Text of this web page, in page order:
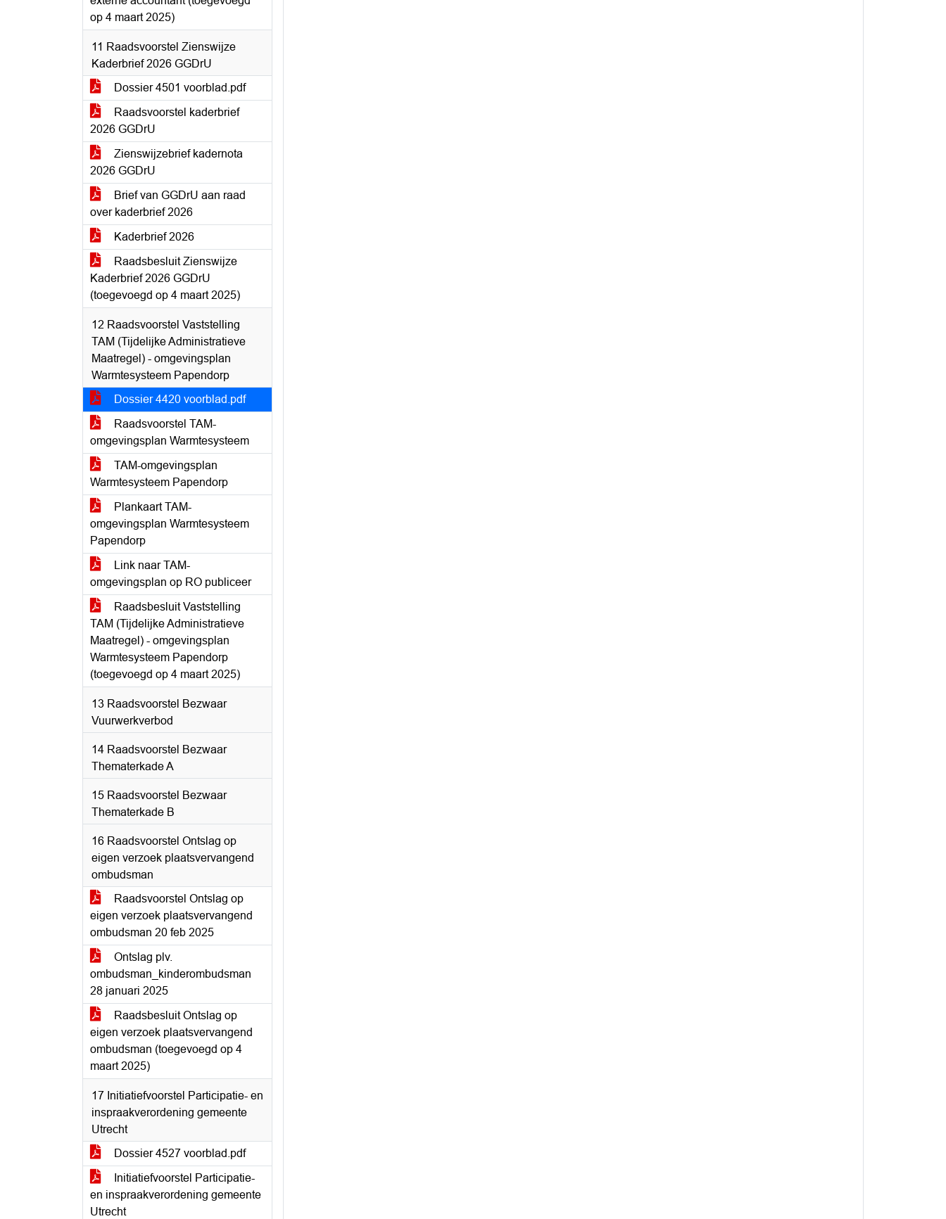
op 4 maart 2025)
11 Raadsvoorstel Zienswijze
Kaderbrief 2026 GGDrU
Dossier 4501 voorblad.pdf
Raadsvoorstel kaderbrief
2026 GGDrU
Zienswijzebrief kadernota
2026 GGDrU
Brief van GGDrU aan raad
over kaderbrief 2026
Kaderbrief 2026
Raadsbesluit Zienswijze
Kaderbrief 2026 GGDrU
(toegevoegd op 4 maart 2025)
12 Raadsvoorstel Vaststelling
TAM (Tijdelijke Administratieve
Maatregel) - omgevingsplan
Warmtesysteem Papendorp
Dossier 4420 voorblad.pdf
Raadsvoorstel TAM-
omgevingsplan Warmtesysteem
TAM-omgevingsplan
Warmtesysteem Papendorp
Plankaart TAM-
omgevingsplan Warmtesysteem
Papendorp
Link naar TAM-
omgevingsplan op RO publiceer
Raadsbesluit Vaststelling
TAM (Tijdelijke Administratieve
Maatregel) - omgevingsplan
Warmtesysteem Papendorp
(toegevoegd op 4 maart 2025)
13 Raadsvoorstel Bezwaar
Vuurwerkverbod
14 Raadsvoorstel Bezwaar
Thematerkade A
15 Raadsvoorstel Bezwaar
Thematerkade B
16 Raadsvoorstel Ontslag op
eigen verzoek plaatsvervangend
ombudsman
Raadsvoorstel Ontslag op
eigen verzoek plaatsvervangend
ombudsman 20 feb 2025
Ontslag plv.
ombudsman_kinderombudsman
28 januari 2025
Raadsbesluit Ontslag op
eigen verzoek plaatsvervangend
ombudsman (toegevoegd op 4
maart 2025)
17 Initiatiefvoorstel Participatie- en
inspraakverordening gemeente
Utrecht
Dossier 4527 voorblad.pdf
Initiatiefvoorstel Participatie-
en inspraakverordening gemeente
Utrecht